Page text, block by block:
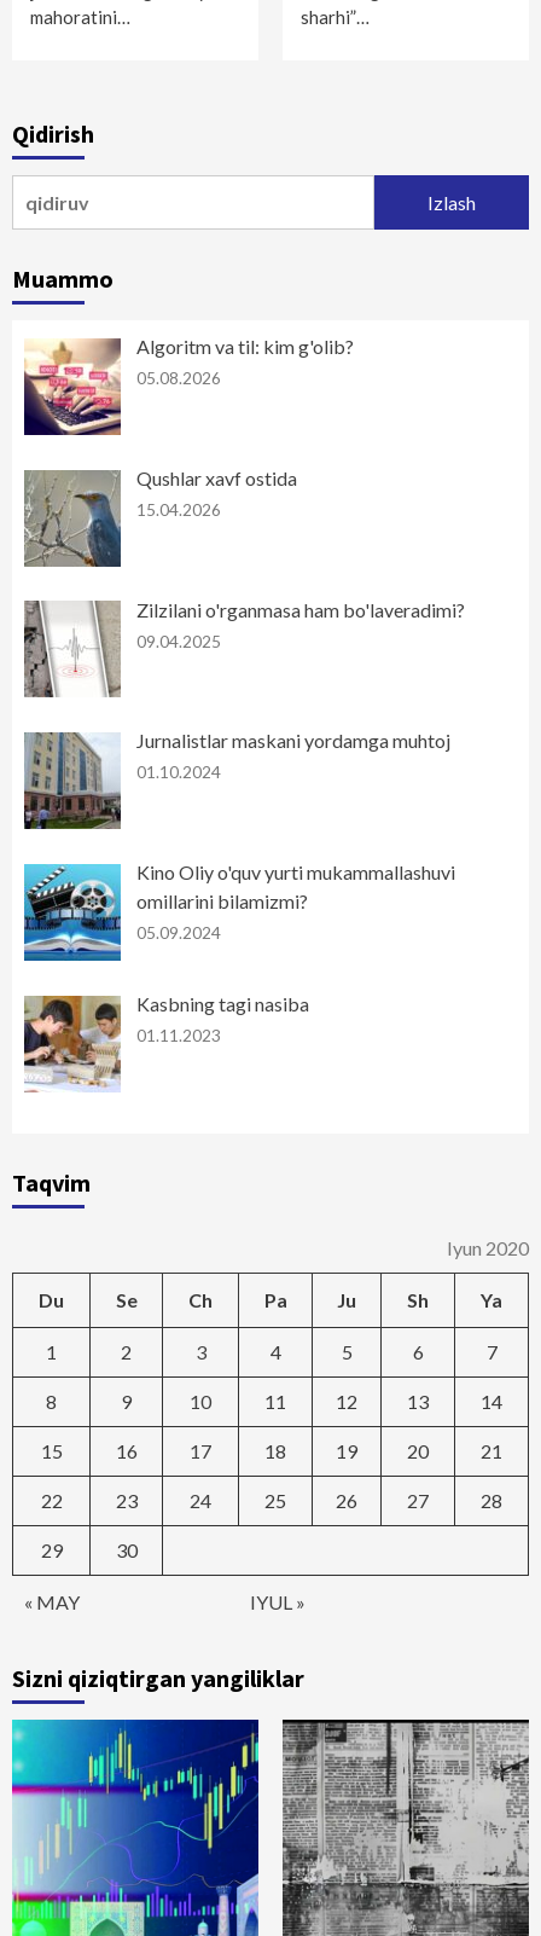
mahoratini…
sharhi”…
Qidirish
Muammo
Algoritm va til: kim g'olib?
05.08.2026
Qushlar xavf ostida
15.04.2026
Zilzilani o'rganmasa ham bo'laveradimi?
09.04.2025
Jurnalistlar maskani yordamga muhtoj
01.10.2024
Kino Oliy o'quv yurti mukammallashuvi
omillarini bilamizmi?
05.09.2024
Kasbning tagi nasiba
01.11.2023
Taqvim
Iyun 2020
Du Se Ch Pa Ju Sh Ya
« MAY IYUL »
1 2 3 4 5 6 7
8 9 10 11 12 13 14
15 16 17 18 19 20 21
22 23 24 25 26 27 28
29 30
Sizni qiziqtirgan yangiliklar